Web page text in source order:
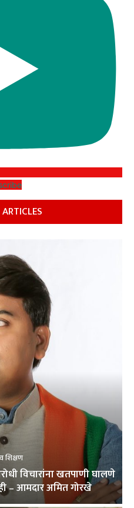
शिक्षण
विचारांना खतपाणी घालणे
– आमदार अमित गोरखे